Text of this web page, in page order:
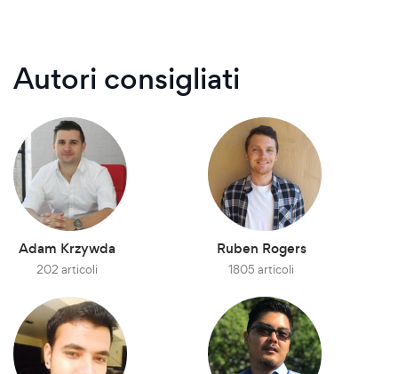
Autori consigliati
Adam Krzywda
202 articoli
Ruben Rogers
1805 articoli